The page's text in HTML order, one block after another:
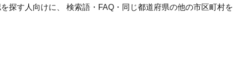
を探す人向けに、 検索語・FAQ・同じ都道府県の他の市区町村